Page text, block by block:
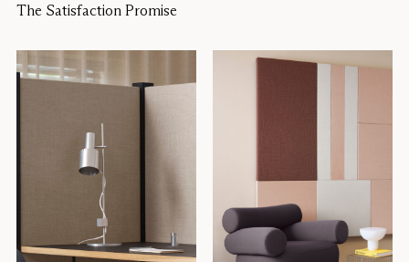
The Satisfaction Promise